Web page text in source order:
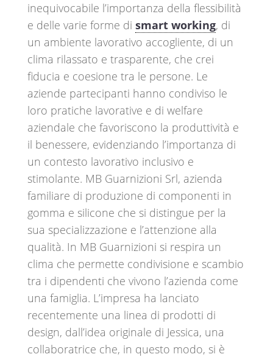
inequivocabile l’importanza della flessibilità
e delle varie forme di smart working, di
un ambiente lavorativo accogliente, di un
clima rilassato e trasparente, che crei
fiducia e coesione tra le persone. Le
aziende partecipanti hanno condiviso le
loro pratiche lavorative e di welfare
aziendale che favoriscono la produttività e
il benessere, evidenziando l’importanza di
un contesto lavorativo inclusivo e
stimolante. MB Guarnizioni Srl, azienda
familiare di produzione di componenti in
gomma e silicone che si distingue per la
sua specializzazione e l’attenzione alla
qualità. In MB Guarnizioni si respira un
clima che permette condivisione e scambio
tra i dipendenti che vivono l’azienda come
una famiglia. L’impresa ha lanciato
recentemente una linea di prodotti di
design, dall’idea originale di Jessica, una
collaboratrice che, in questo modo, si è